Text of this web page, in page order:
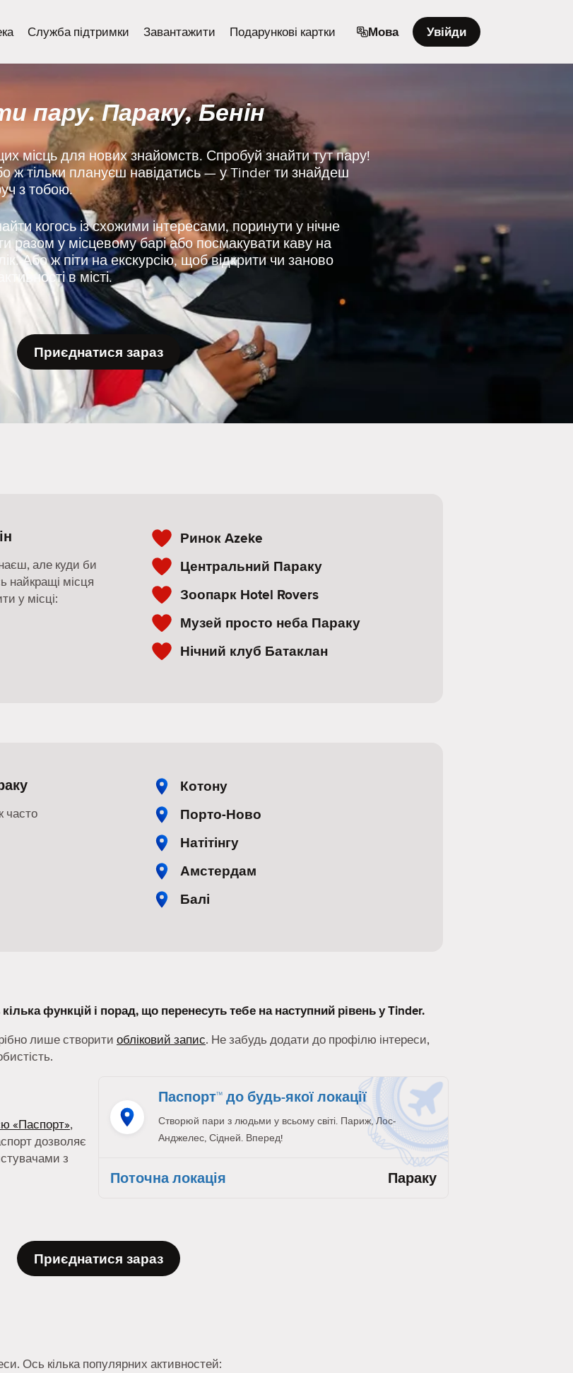
Служба підтримки Завантажити Подарункові картки Мова Увійди
пару. Параку, Бенін
місць для нових знайомств. Спробуй знайти тут пару!
ж тільки плануєш навідатись — у Tinder ти знайдеш
з тобою.
когось із схожими інтересами, поринути у нічне
разом у місцевому барі або посмакувати каву на
Або ж піти на екскурсію, щоб відкрити чи заново
в місті.
Приєднатися зараз
але куди би
найкращі місця
у місці:
Ринок Azeke
Центральний Параку
Зоопарк Hotel Rovers
Музей просто неба Параку
Нічний клуб Батаклан
часто
Котону
Порто-Ново
Натітінгу
Амстердам
Балі
функцій і порад, що перенесуть тебе на наступний рівень у Tinder.
лише створити обліковий запис. Не забудь додати до профілю інтереси,
«Паспорт»,
дозволяє
з
Паспорт™ до будь-якої локації
Створюй пари з людьми у всьому світі. Париж, Лос-
Анджелес, Сідней. Вперед!
Поточна локація Параку
Приєднатися зараз
Ось кілька популярних активностей: